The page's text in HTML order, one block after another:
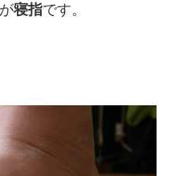
寝指です。